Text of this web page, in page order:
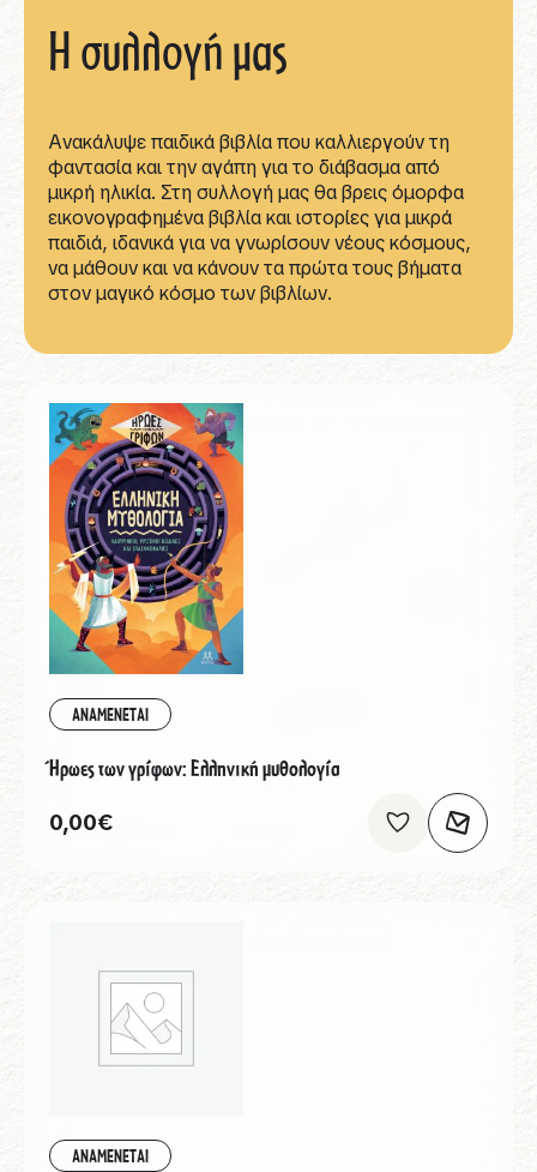
Η συλλογή μας
Ανακάλυψε παιδικά βιβλία που καλλιεργούν τη
φαντασία και την αγάπη για το διάβασμα από
μικρή ηλικία. Στη συλλογή μας θα βρεις όμορφα
εικονογραφημένα βιβλία και ιστορίες για μικρά
παιδιά, ιδανικά για να γνωρίσουν νέους κόσμους,
να μάθουν και να κάνουν τα πρώτα τους βήματα
στον μαγικό κόσμο των βιβλίων.
ΑΝΑΜΕΝΕΤΑΙ
Ήρωες των γρίφων: Ελληνική μυθολογία
0,00€
ΑΝΑΜΕΝΕΤΑΙ